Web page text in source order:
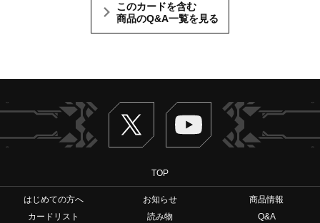
このカードを含む
商品のQ&A一覧を見る
Twitter ヴァンガードch
TOP
はじめての方へ お知らせ
商品情報
カードリスト
読み物
Q&A